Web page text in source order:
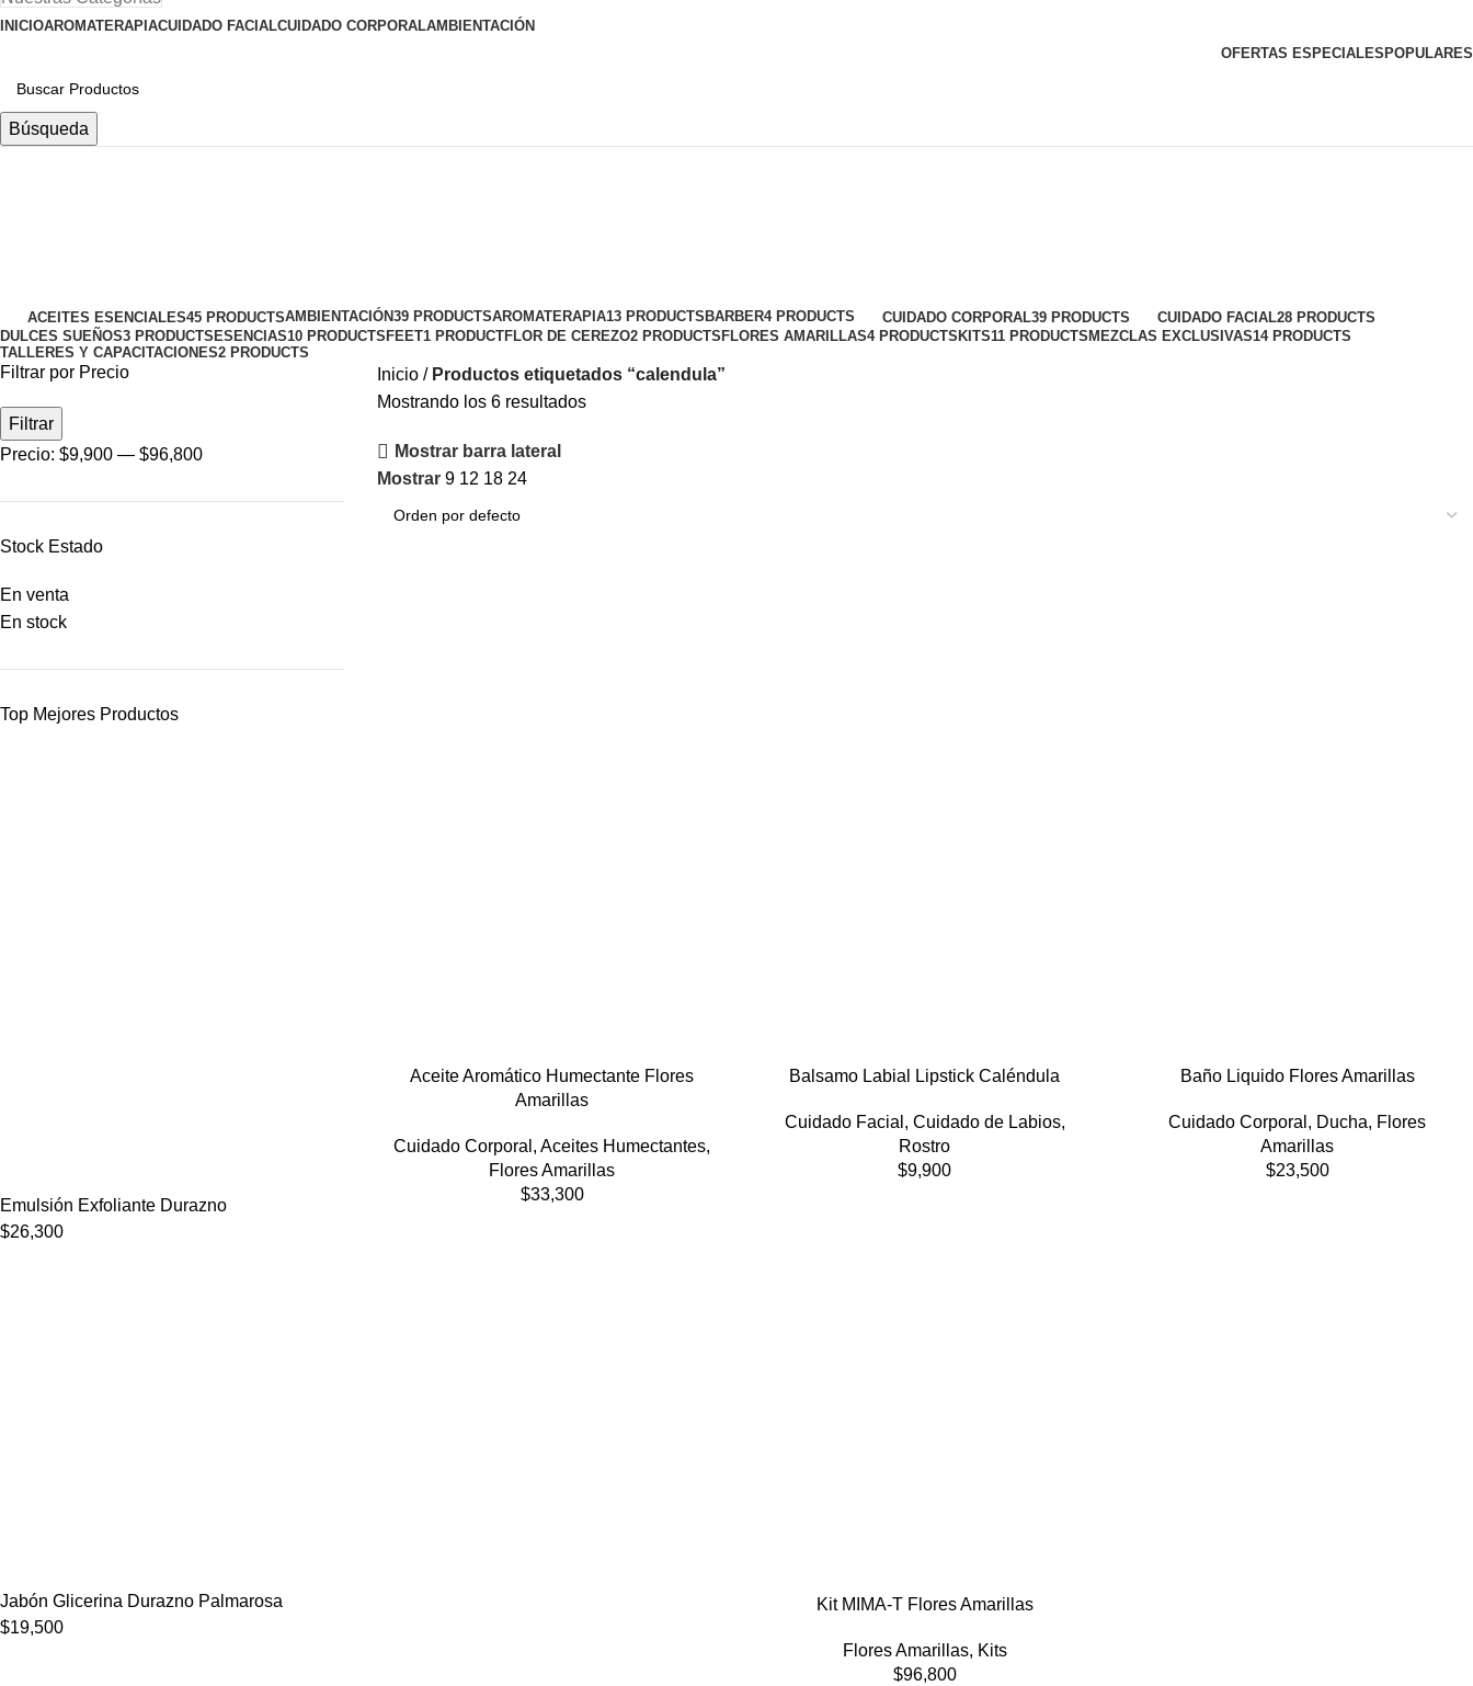
INICIOAROMATERAPIACUIDADO FACIALCUIDADO CORPORALAMBIENTACIÓN
OFERTAS ESPECIALESPOPULARES
Búsqueda
ACEITES ESENCIALES45 PRODUCTSAMBIENTACIÓN39 PRODUCTSAROMATERAPIA13 PRODUCTSBARBER4 PRODUCTS CUIDADO CORPORAL39 PRODUCTS CUIDADO FACIAL28 PRODUCTS
DULCES SUEÑOS3 PRODUCTSESENCIAS10 PRODUCTSFEET1 PRODUCTFLOR DE CEREZO2 PRODUCTSFLORES AMARILLAS4 PRODUCTSKITS11 PRODUCTSMEZCLAS EXCLUSIVAS14 PRODUCTS
TALLERES Y CAPACITACIONES2 PRODUCTS
Filtrar por Precio
Filtrar
Precio: $9,900 — $96,800
Stock Estado
En venta
En stock
Top Mejores Productos
Emulsión Exfoliante Durazno
$26,300
Jabón Glicerina Durazno Palmarosa
$19,500
Inicio
Productos etiquetados “calendula”
Mostrando los 6 resultados
Mostrar barra lateral
Mostrar 9 12 18 24
Aceite Aromático Humectante Flores
Amarillas
Cuidado Corporal ,Aceites Humectantes,
Flores Amarillas
$33,300
Balsamo Labial Lipstick Caléndula
Cuidado Facial , Cuidado de Labios,
Rostro
$9,900
Baño Liquido Flores Amarillas
Cuidado Corporal , Ducha, Flores
Amarillas
$23,500
Kit MIMA-T Flores Amarillas
Flores Amarillas, Kits
$96,800